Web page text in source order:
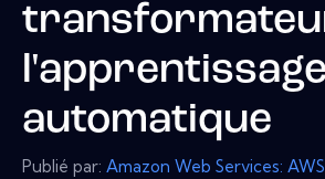
l'apprentissage
automatique
Publié par: Amazon Web Services: AWS